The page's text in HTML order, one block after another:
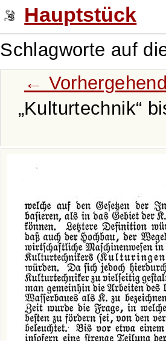
Hauptstück
Schlagworte auf
←
Kulturtechnik